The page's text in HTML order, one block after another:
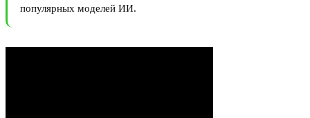
популярных моделей ИИ.